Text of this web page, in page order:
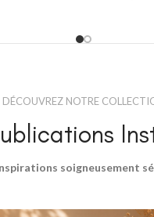
DÉCOUVREZ NOTRE
soigneusement